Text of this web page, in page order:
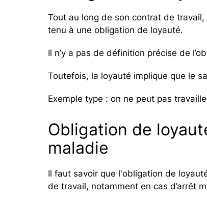
Tout au long de son contrat de
tenu à une obligation de loyauté.
Il n’y a pas de définition précise de
Toutefois, la loyauté implique que le
Exemple type : on ne peut pas
Obligation de
maladie
Il faut savoir que l'obligation de
de travail, notamment en cas d’arrêt